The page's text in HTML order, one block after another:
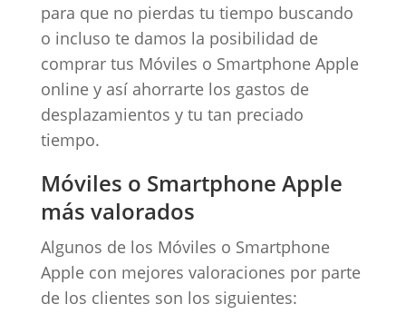
para que no pierdas tu tiempo buscando
o incluso te damos la posibilidad de
comprar tus Móviles o Smartphone Apple
online y así ahorrarte los gastos de
desplazamientos y tu tan preciado
tiempo.
Móviles o Smartphone Apple
más valorados
Algunos de los Móviles o Smartphone
Apple con mejores valoraciones por parte
de los clientes son los siguientes: